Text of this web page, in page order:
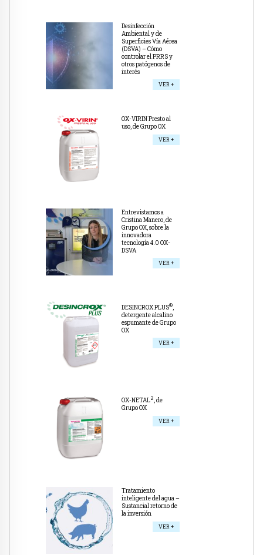
Desinfección
Ambiental y de
Superficies Vía Aérea
(DSVA) – Cómo
controlar el PRRS y
otros patógenos de
interés
VER +
OX-VIRIN Presto al
uso, de Grupo OX
VER +
Entrevistamos a
Cristina Manero, de
Grupo OX, sobre la
innovadora
tecnología 4.0 OX-
DSVA
VER +
DESINCROX PLUS®,
detergente alcalino
espumante de Grupo
OX
VER +
OX-NETAL2, de
Grupo OX
VER +
Tratamiento
inteligente del agua –
Sustancial retorno de
la inversión
VER +